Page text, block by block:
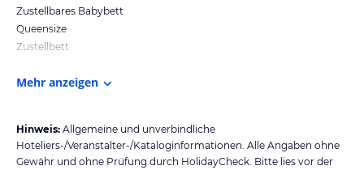
Zustellbares Babybett
Queensize
Zustellbett
Mehr anzeigen
Hinweis: Allgemeine und unverbindliche
Hoteliers-/Veranstalter-/Kataloginformationen. Alle Angaben ohne
Gewähr und ohne Prüfung durch HolidayCheck. Bitte lies vor der